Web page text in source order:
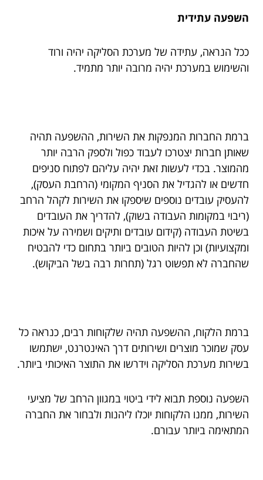
השפעה עתידית
ככל הנראה, עתידה של מערכת הסליקה יהיה ורוד
והשימוש במערכת יהיה מרובה יותר מתמיד.
ברמת החברות המנפקות את השירות, ההשפעה תהיה
שאותן חברות יצטרכו לעבוד כפול ולספק הרבה יותר
מהמוצר. בכדי לעשות זאת יהיה עליהם לפתוח סניפים
חדשים או להגדיל את הסניף המקומי (הרחבת העסק),
להעסיק עובדים נוספים שיספקו את השירות לקהל הרחב
(ריבוי במקומות העבודה בשוק), להדריך את העובדים
בשיטת העבודה (קידום עובדים ותיקים ושמירה על איכות
ומקצועיות) וכן להיות הטובים ביותר בתחום כדי להבטיח
שהחברה לא תפשוט רגל (תחרות רבה בשל הביקוש).
ברמת הלקוח, ההשפעה תהיה שלקוחות רבים, כנראה כל
עסק שמוכר מוצרים ושירותים דרך האינטרנט, ישתמשו
בשירות מערכת הסליקה וידרשו את התוצר האיכותי ביותר.
השפעה נוספת תבוא לידי ביטוי במגוון הרחב של מציעי
השירות, ממנו הלקוחות יוכלו ליהנות ולבחור את החברה
המתאימה ביותר עבורם.